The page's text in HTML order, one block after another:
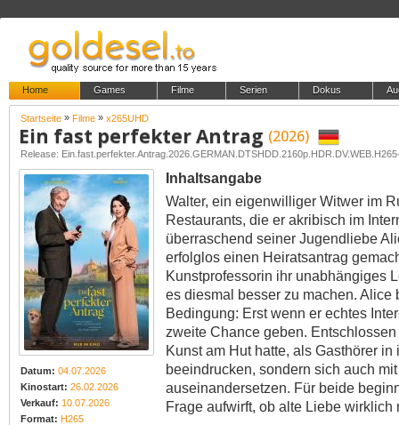
Home Games Filme Serien Dokus
Startseite » Filme » x265UHD
Ein fast perfekter Antrag (2026)
Release:
Datum: 04.07.2026
Kinostart: 26.02.2026
Verkauf: 10.07.2026
Format: H265
Inhaltsangabe
Walter, ein eigenwilliger Witwer im
Restaurants, die er akribisch im
überraschend seiner Jugendliebe
erfolglos einen Heiratsantrag
Kunstprofessorin ihr unabhängiges
es diesmal besser zu machen.
Bedingung: Erst wenn er echtes
zweite Chance geben.
Kunst am Hut hatte, als Gasthörer
beeindrucken, sondern sich auch
auseinandersetzen. Für beide
Frage aufwirft, ob alte Liebe wirklich